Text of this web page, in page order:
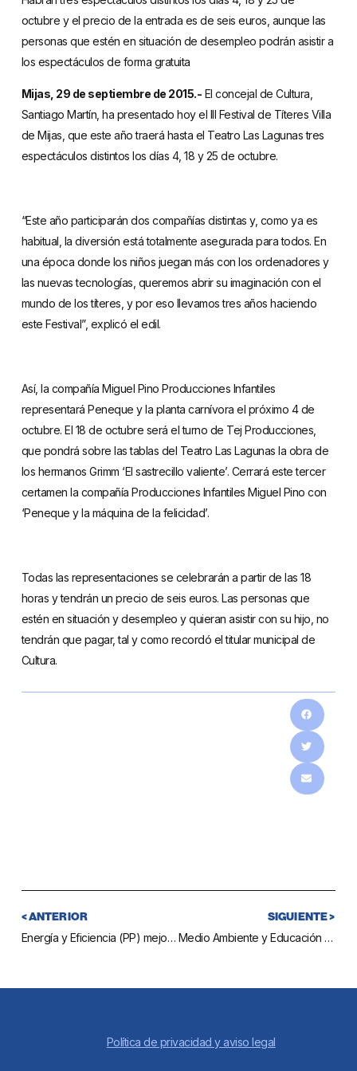
octubre y el precio de la entrada es de seis euros, aunque las
personas que estén en situación de desempleo podrán asistir a
los espectáculos de forma gratuita
Mijas, 29 de septiembre de 2015.- El concejal de Cultura,
Santiago Martín, ha presentado hoy el III Festival de Títeres Villa
de Mijas, que este año traerá hasta el Teatro Las Lagunas tres
espectáculos distintos los días 4, 18 y 25 de octubre.
“Este año participarán dos compañías distintas y, como ya es
habitual, la diversión está totalmente asegurada para todos. En
una época donde los niños juegan más con los ordenadores y
las nuevas tecnologías, queremos abrir su imaginación con el
mundo de los títeres, y por eso llevamos tres años haciendo
este Festival”, explicó el edil.
Así, la compañía Miguel Pino Producciones Infantiles
representará Peneque y la planta carnívora el próximo 4 de
octubre. El 18 de octubre será el turno de Tej Producciones,
que pondrá sobre las tablas del Teatro Las Lagunas la obra de
los hermanos Grimm ‘El sastrecillo valiente’. Cerrará este tercer
certamen la compañía Producciones Infantiles Miguel Pino con
‘Peneque y la máquina de la felicidad’.
Todas las representaciones se celebrarán a partir de las 18
horas y tendrán un precio de seis euros. Las personas que
estén en situación y desempleo y quieran asistir con su hijo, no
tendrán que pagar, tal y como recordó el titular municipal de
Cultura.
< ANTERIOR
Energía y Eficiencia (PP) mejora la iluminación viaria de la urbanización Alhamar para reforzar la seguridad en la zona
SIGUIENTE >
Medio Ambiente y Educación (PP) trabajan en una nueva campaña escolar de reciclaje para que los niños conciencien a sus padres de la necesidad de esta práctica
Política de privacidad y aviso legal